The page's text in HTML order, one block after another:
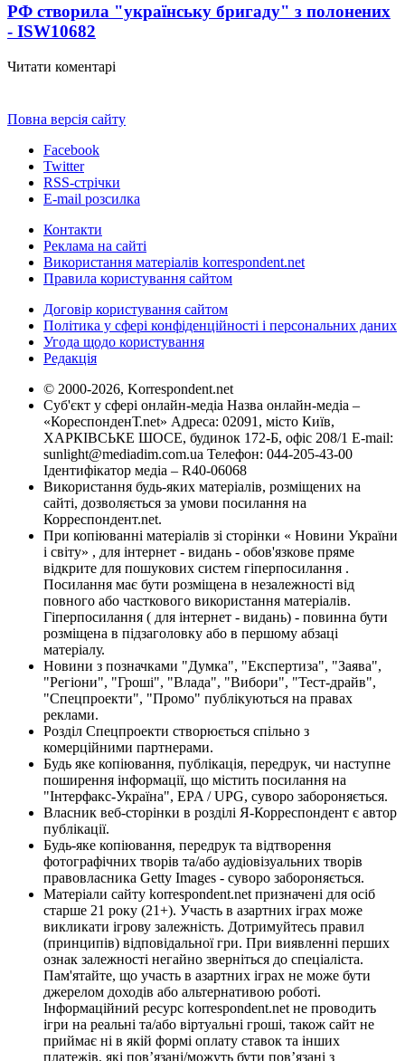
РФ створила "українську бригаду" з полонених
- ISW10682
Читати коментарі
Повна версія сайту
Facebook
Twitter
RSS-стрічки
E-mail розсилка
Контакти
Реклама на сайті
Використання матеріалів korrespondent.net
Правила користування сайтом
Договір користування сайтом
Політика у сфері конфіденційності і персональних даних
Угода щодо користування
Редакція
© 2000-2026, Korrespondent.net
Суб'єкт у сфері онлайн-медіа Назва онлайн-медіа –
«КореспонденТ.net» Адреса: 02091, місто Київ,
ХАРКІВСЬКЕ ШОСЕ, будинок 172-Б, офіс 208/1 E-mail:
sunlight@mediadim.com.ua Телефон: 044-205-43-00
Ідентифікатор медіа – R40-06068
Використання будь-яких матеріалів, розміщених на
сайті, дозволяється за умови посилання на
Корреспондент.net.
При копіюванні матеріалів зі сторінки « Новини України
і світу» , для інтернет - видань - обов'язкове пряме
відкрите для пошукових систем гіперпосилання .
Посилання має бути розміщена в незалежності від
повного або часткового використання матеріалів.
Гіперпосилання ( для інтернет - видань) - повинна бути
розміщена в підзаголовку або в першому абзаці
матеріалу.
Новини з позначками "Думка", "Експертиза", "Заява",
"Регіони", "Гроші", "Влада", "Вибори", "Тест-драйв",
"Спецпроекти", "Промо" публікуються на правах
реклами.
Розділ Спецпроекти створюється спільно з
комерційними партнерами.
Будь яке копіювання, публікація, передрук, чи наступне
поширення інформації, що містить посилання на
"Інтерфакс-Україна", EPA / UPG, суворо забороняється.
Власник веб-сторінки в розділі Я-Корреспондент є автор
публікації.
Будь-яке копіювання, передрук та відтворення
фотографічних творів та/або аудіовізуальних творів
правовласника Getty Images - суворо забороняється.
Матеріали сайту korrespondent.net призначені для осіб
старше 21 року (21+). Участь в азартних іграх може
викликати ігрову залежність. Дотримуйтесь правил
(принципів) відповідальної гри. При виявленні перших
ознак залежності негайно зверніться до спеціаліста.
Пам'ятайте, що участь в азартних іграх не може бути
джерелом доходів або альтернативою роботі.
Інформаційний ресурс korrespondent.net не проводить
ігри на реальні та/або віртуальні гроші, також сайт не
приймає ні в якій формі оплату ставок та інших
платежів, які пов’язані/можуть бути пов’язані з